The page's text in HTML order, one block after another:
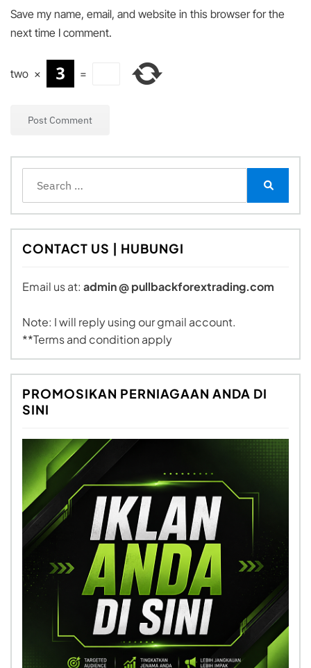
Save my name, email, and website in this browser for the
next time I comment.
two × =
for:
CONTACT US | HUBUNGI
Email us at: admin @ pullbackforextrading.com
Note: I will reply using our gmail account.
**Terms and condition apply
PROMOSIKAN PERNIAGAAN ANDA DI
SINI